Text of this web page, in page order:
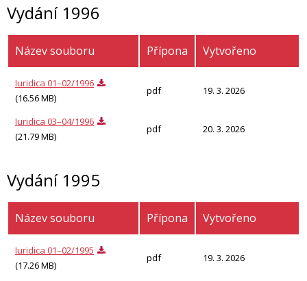
Vydání 1996
Název souboru Přípona Vytvořeno
Iuridica 01–02/1996
(16.56 MB)
pdf 19. 3. 2026
Iuridica 03–04/1996
(21.79 MB)
pdf 20. 3. 2026
Vydání 1995
Název souboru Přípona Vytvořeno
Iuridica 01–02/1995
(17.26 MB)
pdf 19. 3. 2026